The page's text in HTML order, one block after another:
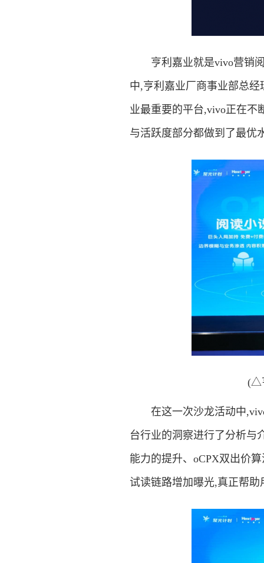
亨利嘉业就是vivo营销阅
中,亨利嘉业厂商事业部总
业最重要的平台,vivo正在不
与活跃度部分都做到了最优
(△
在这一次沙龙活动中,vivo
台行业的洞察进行了分析与
能力的提升、oCPX双出价
试读链路增加曝光,真正帮